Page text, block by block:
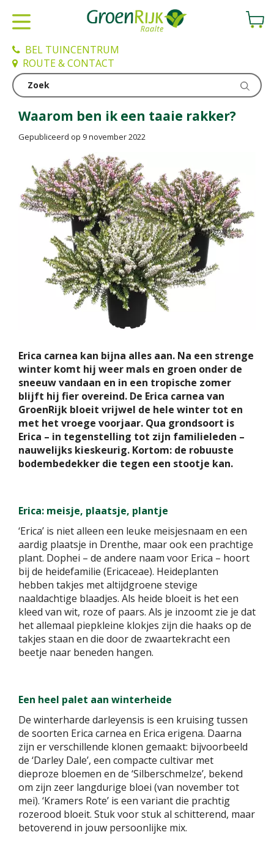
Nieuws
BEL TUINCENTRUM
ROUTE & CONTACT
Waarom ben ik een taaie rakker?
Gepubliceerd op 9 november 2022
Erica carnea kan bijna alles aan. Na een strenge
winter komt hij weer mals en groen onder de
sneeuw vandaan en in een tropische zomer
blijft hij fier overeind. De Erica carnea van
GroenRijk bloeit vrijwel de hele winter tot en
met het vroege voorjaar. Qua grondsoort is
Erica – in tegenstelling tot zijn familieleden –
nauwelijks kieskeurig. Kortom: de robuuste
bodembedekker die tegen een stootje kan.
Erica: meisje, plaatsje, plantje
‘Erica’ is niet alleen een leuke meisjesnaam en een
aardig plaatsje in Drenthe, maar ook een prachtige
plant. Dophei – de andere naam voor Erica – hoort
bij de heidefamilie (Ericaceae). Heideplanten
hebben takjes met altijdgroene stevige
naaldachtige blaadjes. Als heide bloeit is het een
kleed van wit, roze of paars. Als je inzoomt zie je dat
het allemaal piepkleine klokjes zijn die haaks op de
takjes staan en die door de zwaartekracht een
beetje naar beneden hangen.
Een heel palet aan winterheide
De winterharde darleyensis is een kruising tussen
de soorten Erica carnea en Erica erigena. Daarna
zijn er verschillende klonen gemaakt: bijvoorbeeld
de ‘Darley Dale’, een compacte cultivar met
dieproze bloemen en de ‘Silberschmelze’, bekend
om zijn zeer langdurige bloei (van november tot
mei). ‘Kramers Rote’ is een variant die prachtig
rozerood bloeit. Stuk voor stuk al schitterend, maar
betoverend in jouw persoonlijke mix.